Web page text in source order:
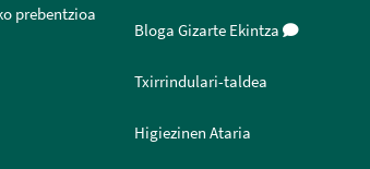
prebentzioa
Bloga Gizarte Ekintza
Txirrindulari-taldea
Higiezinen Ataria